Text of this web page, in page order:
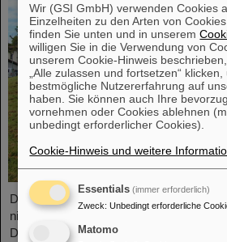
Die Forschung zu biologischen
nichtionisierender Strahlungen zu
Deutschen Gesellschaft für Biologische
Wir (GSI GmbH) verwenden Cookies
Einzelheiten zu den Arten von
finden Sie unten und in unserem
willigen Sie in die Verwendung von
unserem Cookie-Hinweis
„Alle zulassen und fortsetzen“ klicken,
bestmögliche Nutzererfahrung auf
haben. Sie können auch Ihre
vornehmen oder Cookies ablehnen
unbedingt erforderlicher Cookies).
Cookie-Hinweis und weitere
Essentials (immer erforderlich)
Zweck: Unbedingt erforderliche
Matomo